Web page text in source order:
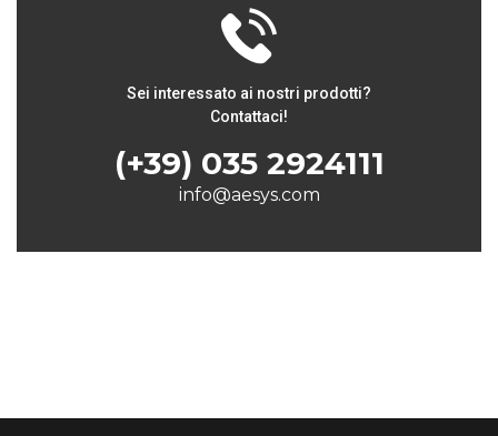
Sei interessato ai nostri prodotti?
Contattaci!
(+39) 035 2924111
info@aesys.com